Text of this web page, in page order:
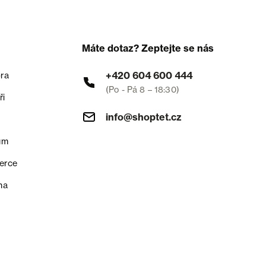
Máte dotaz? Zeptejte se nás
+420 604 600 444
(Po - Pá 8 – 18:30)
info@shoptet.cz